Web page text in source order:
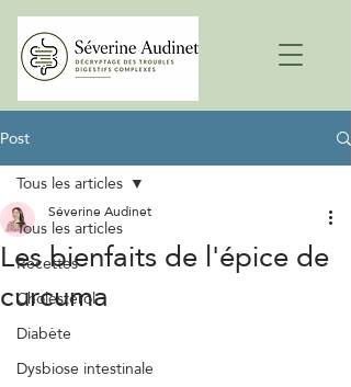
Post
Tous les articles
Recettes
Cholestérol
Diabète
Dysbiose intestinale
Tous les articles
Les bienfaits de l'épice de
curcuma
Séverine Audinet